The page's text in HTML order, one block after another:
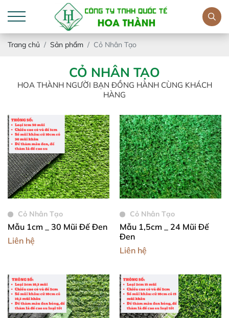
Trang chủ Sản phẩm Cỏ Nhân Tạo
CỎ NHÂN TẠO
HOA THÀNH NGƯỜI BẠN ĐỒNG HÀNH CÙNG KHÁCH
HÀNG
Cỏ Nhân Tạo
Mẫu 1cm _ 30 Mũi Đế Đen
Liên hệ
Cỏ Nhân Tạo
Mẫu 1,5cm _ 24 Mũi Đế
Đen
Liên hệ